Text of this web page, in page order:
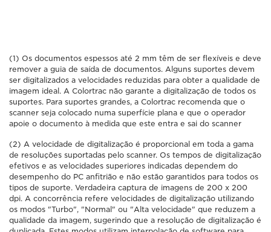
(1) Os documentos espessos até 2 mm têm de ser flexíveis e deve
remover a guia de saída de documentos. Alguns suportes devem
ser digitalizados a velocidades reduzidas para obter a qualidade de
imagem ideal. A Colortrac não garante a digitalização de todos os
suportes. Para suportes grandes, a Colortrac recomenda que o
scanner seja colocado numa superfície plana e que o operador
apoie o documento à medida que este entra e sai do scanner
(2) A velocidade de digitalização é proporcional em toda a gama
de resoluções suportadas pelo scanner. Os tempos de digitalização
efetivos e as velocidades superiores indicadas dependem do
desempenho do PC anfitrião e não estão garantidos para todos os
tipos de suporte. Verdadeira captura de imagens de 200 x 200
dpi. A concorrência refere velocidades de digitalização utilizando
os modos "Turbo", "Normal" ou "Alta velocidade" que reduzem a
qualidade da imagem, sugerindo que a resolução de digitalização é